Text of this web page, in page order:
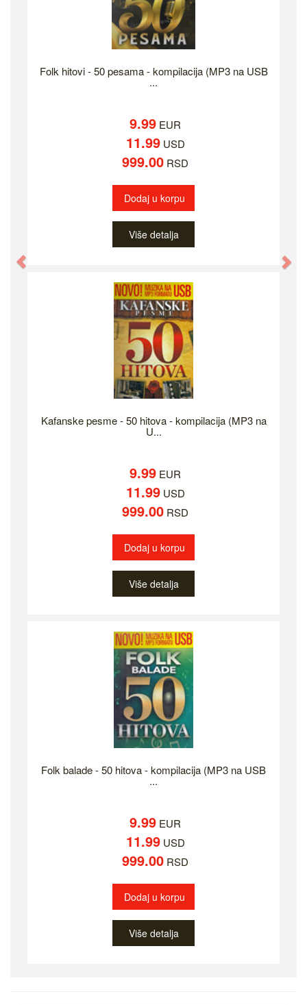
Folk hitovi - 50 pesama - kompilacija (MP3 na USB
...
9.99 EUR
11.99USD
999.00 RSD
Dodaj u korpu
Više detalja
Kafanske pesme - 50 hitova - kompilacija (MP3 na
U...
9.99 EUR
11.99USD
999.00 RSD
Dodaj u korpu
Više detalja
Folk balade - 50 hitova - kompilacija (MP3 na USB
...
9.99 EUR
11.99USD
999.00 RSD
Dodaj u korpu
Više detalja